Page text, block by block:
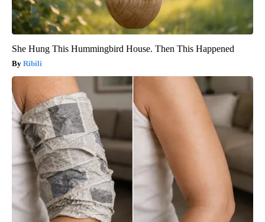
She Hung This Hummingbird House. Then This Happened
Ribili